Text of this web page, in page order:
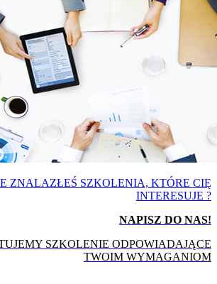
ZNALAZŁEŚ SZKOLENIA, KTÓRE CIĘ
INTERESUJE ?
NAPISZ DO NAS!
SZKOLENIE ODPOWIADAJĄCE
TWOIM WYMAGANIOM